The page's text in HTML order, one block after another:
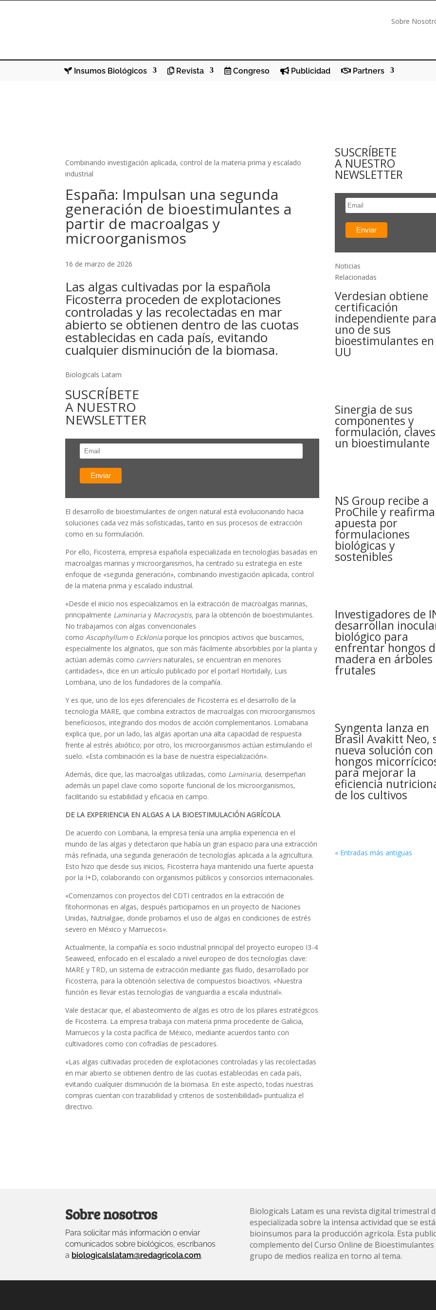
Sobre
Insumos Biológicos Revista Congreso Publicidad Partners
Combinando investigación aplicada, control de la materia prima y escalado
industrial
España: Impulsan una segunda
generación de bioestimulantes a
partir de macroalgas y
microorganismos
16 de marzo de 2026
Las algas cultivadas por la española
Ficosterra proceden de explotaciones
controladas y las recolectadas en mar
abierto se obtienen dentro de las cuotas
establecidas en cada país, evitando
cualquier disminución de la biomasa.
Biologicals Latam
SUSCRÍBETE
A NUESTRO
NEWSLETTER
El desarrollo de bioestimulantes de origen natural está evolucionando hacia
soluciones cada vez más sofisticadas, tanto en sus procesos de extracción
como en su formulación.
Por ello, Ficosterra, empresa española especializada en tecnologías basadas en
macroalgas marinas y microorganismos, ha centrado su estrategia en este
enfoque de «segunda generación», combinando investigación aplicada, control
de la materia prima y escalado industrial.
«Desde el inicio nos especializamos en la extracción de macroalgas marinas,
principalmente Laminaria y Macrocystis, para la obtención de bioestimulantes.
No trabajamos con algas convencionales
comoAscophyllum o Ecklonia porque los principios activos que buscamos,
especialmente los alginatos, que son más fácilmente absorbibles por la planta y
actúan además como carriersnaturales, se encuentran en menores
cantidades», dice en un artículo publicado por el portarl Hortidaily, Luis
Lombana, uno de los fundadores de la compañía.
Y es que, uno de los ejes diferenciales de Ficosterra es el desarrollo de la
tecnología MARE, que combina extractos de macroalgas con microorganismos
beneficiosos, integrando dos modos de acción complementarios. Lomabana
explica que, por un lado, las algas aportan una alta capacidad de respuesta
frente al estrés abiótico; por otro, los microorganismos actúan estimulando el
suelo. «Esta combinación es la base de nuestra especialización».
Además, dice que, las macroalgas utilizadas, como Laminaria, desempeñan
además un papel clave como soporte funcional de los microorganismos,
facilitando su estabilidad y eficacia en campo.
DE LA EXPERIENCIA EN ALGAS A LA BIOESTIMULACIÓN AGRÍCOLA
De acuerdo con Lombana, la empresa tenía una amplia experiencia en el
mundo de las algas y detectaron que había un gran espacio para una extracción
más refinada, una segunda generación de tecnologías aplicada a la agricultura.
Esto hizo que desde sus inicios, Ficosterra haya mantenido una fuerte apuesta
por la I+D, colaborando con organismos públicos y consorcios internacionales.
«Comenzamos con proyectos del CDTI centrados en la extracción de
fitohormonas en algas, después participamos en un proyecto de Naciones
Unidas, Nutrialgae, donde probamos el uso de algas en condiciones de estrés
severo en México y Marruecos».
Actualmente, la compañía es socio industrial principal del proyecto europeo I3-4
Seaweed, enfocado en el escalado a nivel europeo de dos tecnologías clave:
MARE y TRD, un sistema de extracción mediante gas fluido, desarrollado por
Ficosterra, para la obtención selectiva de compuestos bioactivos. «Nuestra
función es llevar estas tecnologías de vanguardia a escala industrial».
Vale destacar que, el abastecimiento de algas es otro de los pilares estratégicos
de Ficosterra. La empresa trabaja con materia prima procedente de Galicia,
Marruecos y la costa pacífica de México, mediante acuerdos tanto con
cultivadores como con cofradías de pescadores.
«Las algas cultivadas proceden de explotaciones controladas y las recolectadas
en mar abierto se obtienen dentro de las cuotas establecidas en cada país,
evitando cualquier disminución de la biomasa. En este aspecto, todas nuestras
compras cuentan con trazabilidad y criterios de sostenibilidad» puntualiza el
directivo.
SUSCRÍBETE
A NUESTRO
NEWSLETTER
Noticias
Relacionadas
Verdesian obtiene
certificación
independiente para
uno de sus
bioestimulantes en
UU
Sinergia de sus
componentes y
formulación,
un bioestimulante
NS Group recibe a
ProChile y
apuesta por
formulaciones
biológicas y
sostenibles
Investigadores de
desarrollan
biológico para
enfrentar hongos
madera en árboles
frutales
Syngenta lanza en
Brasil Avakitt Neo,
nueva solución con
hongos
para mejorar la
eficiencia
de los cultivos
« Entradas más antiguas
Sobre nosotros
Para solicitar más información o enviar
comunicados sobre biológicos, escríbanos
a biologicalslatam@redagricola.com.
Biologicals Latam es una revista digital trimestral
especializada sobre la intensa actividad que se
bioinsumos para la producción agrícola. Esta
complemento del Curso Online de
grupo de medios realiza en torno al tema.